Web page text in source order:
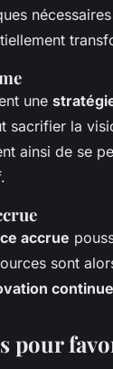
une
sacrifier la
ainsi de se
accrue
sont
continue
pour